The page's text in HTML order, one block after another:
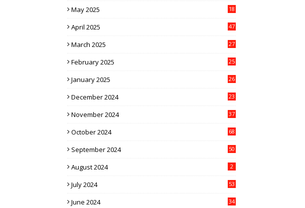
May 2025 18
April 2025 47
March 2025 27
February 2025 25
January 2025 26
December 2024 23
November 2024 37
October 2024 68
September 2024 50
August 2024 2
July 2024 53
June 2024 34